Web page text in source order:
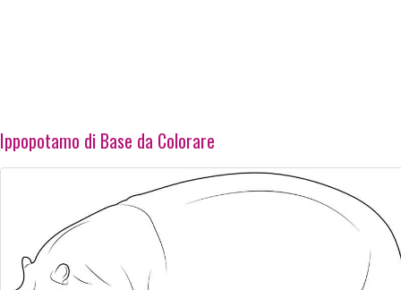
Ippopotamo di Base da Colorare